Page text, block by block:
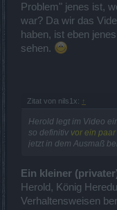
Problem" jenes ist,
war? Da wir das
haben, ist eben
sehen.
Zitat von nils1x: ↑
Herold legt im Video
so definitiv vor ein
jetzt in dem Ausmaß
Ein kleiner
Herold, König
Verhaltensweisen